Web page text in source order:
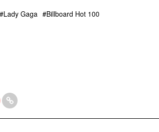
Lady Gaga Billboard Hot 100